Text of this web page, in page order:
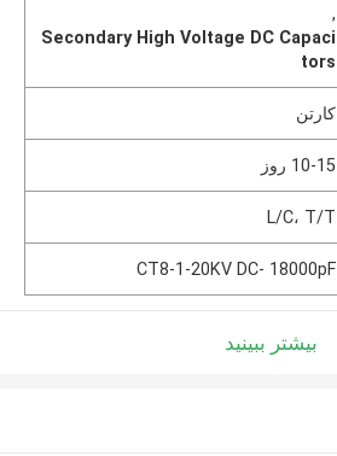
,
Secondary High Voltage DC Capaci
tors
کارتن
10-15 روز
L/C، T/T
CT8-1-20KV DC- 18000pF
بیشتر ببینید